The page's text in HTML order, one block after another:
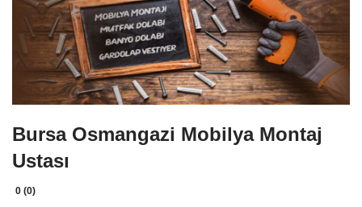
Bursa Osmangazi Mobilya Montaj
Ustası
0 (0)